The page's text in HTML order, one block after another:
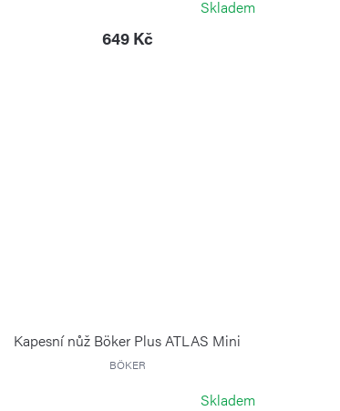
Skladem
649 Kč
Kapesní nůž Böker Plus ATLAS Mini
BÖKER
Skladem